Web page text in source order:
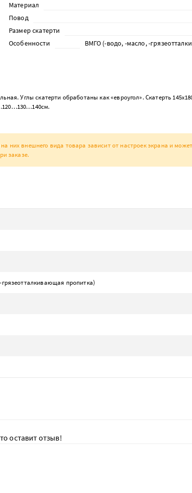
Материал
Повод
Размер скатерти
Особенности
ВМГО (-водо, -масло, -
Углы скатерти обработаны как «евроугол». Скатерть
внешнего вида товара зависит от настроек экрана и
заказе.
пропитка)
оставит отзыв!